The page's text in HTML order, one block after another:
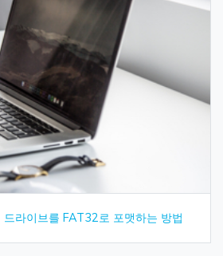
드라이브를 FAT32로 포맷하는 방법